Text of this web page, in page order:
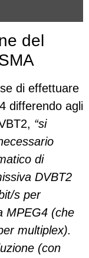
del
di effettuare
differendo agli
“si
di
DVBT2
s per
MPEG4 (che
multiplex).
(con